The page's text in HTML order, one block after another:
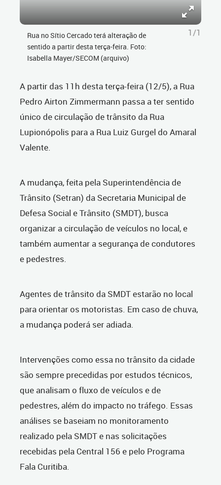
Rua no Sítio Cercado terá alteração de
sentido a partir desta terça-feira. Foto:
Isabella Mayer/SECOM (arquivo)
1/1
A partir das 11h desta terça-feira (12/5), a Rua
Pedro Airton Zimmermann passa a ter sentido
único de circulação de trânsito da Rua
Lupionópolis para a Rua Luiz Gurgel do Amaral
Valente.
A mudança, feita pela Superintendência de
Trânsito (Setran) da Secretaria Municipal de
Defesa Social e Trânsito (SMDT), busca
organizar a circulação de veículos no local, e
também aumentar a segurança de condutores
e pedestres.
Agentes de trânsito da SMDT estarão no local
para orientar os motoristas. Em caso de chuva,
a mudança poderá ser adiada.
Intervenções como essa no trânsito da cidade
são sempre precedidas por estudos técnicos,
que analisam o fluxo de veículos e de
pedestres, além do impacto no tráfego. Essas
análises se baseiam no monitoramento
realizado pela SMDT e nas solicitações
recebidas pela Central 156 e pelo Programa
Fala Curitiba.